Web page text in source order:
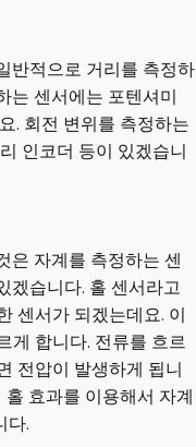
반적으로 거리를 측정하
는 센서에는 포텐셔미
. 회전 변위를 측정하는
인코더 등이 있겠습니
은 자계를 측정하는 센
겠습니다. 홀 센서라고
센서가 되겠는데요. 이
게 합니다. 전류를 흐르
전압이 발생하게 됩니
효과를 이용해서 자계
다.